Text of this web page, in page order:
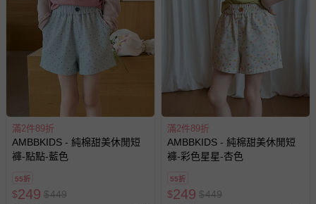
滿2件89折
AMBBKIDS - 純棉甜美休閒短
褲-點點-藍色
55折
$249 $449
滿2件89折
AMBBKIDS - 純棉甜美休閒短
褲-彩色星星-杏色
55折
$249 $449